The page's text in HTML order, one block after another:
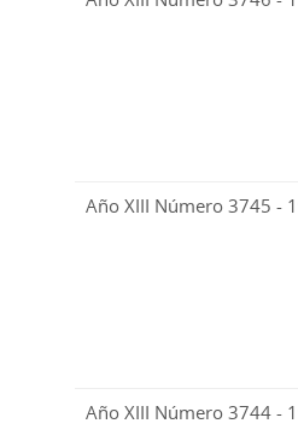
Año XIII Número 3745 -
Año XIII Número 3744 -